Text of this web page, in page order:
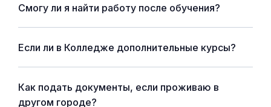
Смогу ли я найти работу после обучения?
Если ли в Колледже дополнительные курсы?
Как подать документы, если проживаю в
другом городе?